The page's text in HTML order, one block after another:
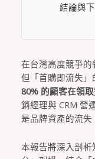
結論與
在台灣高度競爭的
但「首購即流失
80% 的顧客在領
銷經理與 CRM 營
是品牌資產的流失
本報告將深入剖